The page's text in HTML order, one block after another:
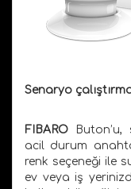
Senaryo
FIBARO Buton’u,
acil durum
renk seçeneği ile
ev veya iş